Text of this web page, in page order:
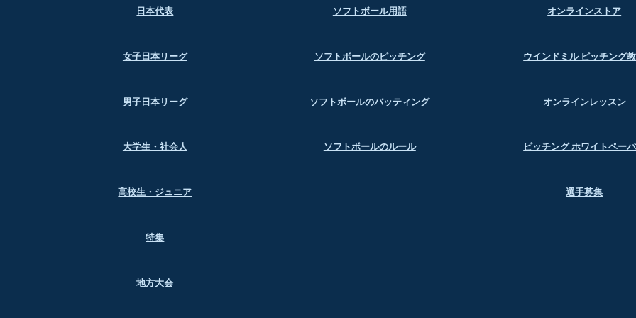
日本代表
女子日本リーグ
男子日本リーグ
大学生・社会人
高校生・ジュニア
特集
地方大会
ソフトボール用語
ソフトボールのピッチング
ソフトボールのバッティング
ソフトボールのルール
オンラインストア
ウインドミル ピッチング
オンラインレッスン
ピッチング ホワイトペー
選手募集